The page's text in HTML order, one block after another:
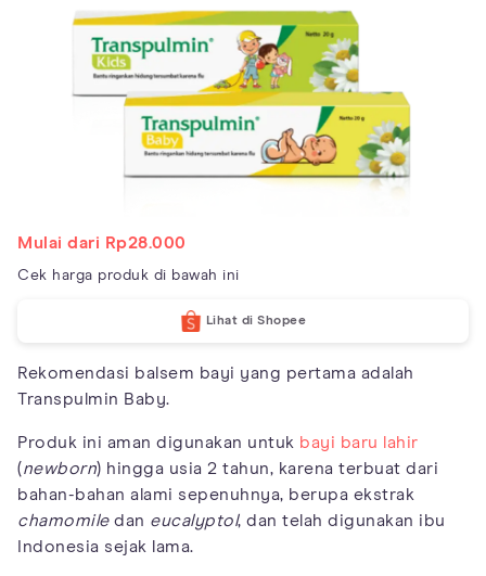
Mulai dari Rp28.000
Cek harga produk di bawah ini
Lihat di Shopee
Rekomendasi balsem bayi yang pertama adalah
Transpulmin Baby.
Produk ini aman digunakan untuk bayi baru lahir
(newborn) hingga usia 2 tahun, karena terbuat dari
bahan-bahan alami sepenuhnya, berupa ekstrak
chamomiledan eucalyptol, dan telah digunakan ibu
Indonesia sejak lama.